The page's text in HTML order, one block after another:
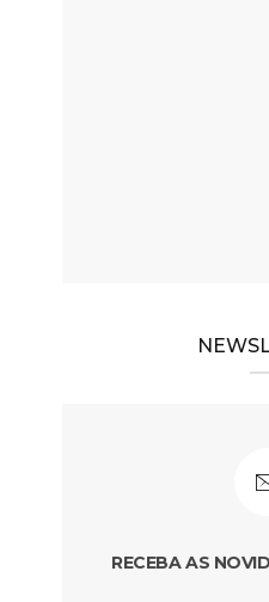
RECEBA AS